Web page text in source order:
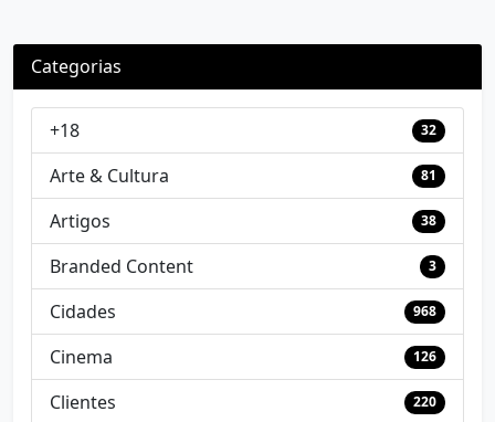
Categorias
+18 32
Arte & Cultura 81
Artigos 38
Branded Content 3
Cidades 968
Cinema 126
Clientes 220